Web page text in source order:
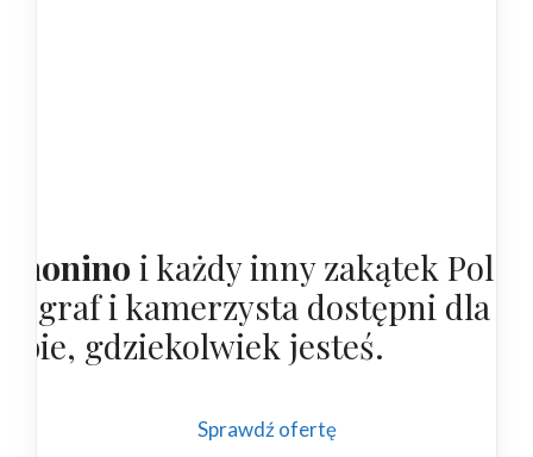
i każdy inny zakątek
i kamerzysta dostępni dla
gdziekolwiek jesteś.
Sprawdź ofertę